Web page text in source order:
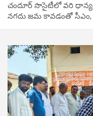
చందూర్ సొసైటీలో వరి
నగదు జమ కావడంతో సీఎం,